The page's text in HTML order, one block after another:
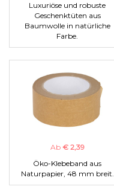
Luxuriöse und robuste
Geschenktüten aus
Baumwolle in natürliche
Farbe.
Ab € 2,39
Öko-Klebeband aus
Naturpapier, 48 mm breit.